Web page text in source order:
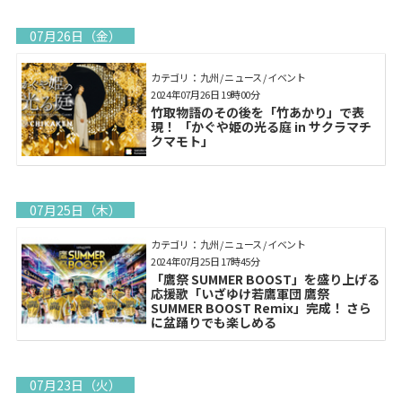
07月26日（金）
カテゴリ： 九州 / ニュース / イベント
竹取物語のその後を「竹あかり」で表
現！ 「かぐや姫の光る庭 in サクラマチ
クマモト」
2024年07月26日 19時00分
07月25日（木）
カテゴリ： 九州 / ニュース / イベント
「鷹祭 SUMMER BOOST」を盛り上げる
応援歌「いざゆけ若鷹軍団 鷹祭
SUMMER BOOST Remix」完成！ さら
に盆踊りでも楽しめる
2024年07月25日 17時45分
07月23日（火）